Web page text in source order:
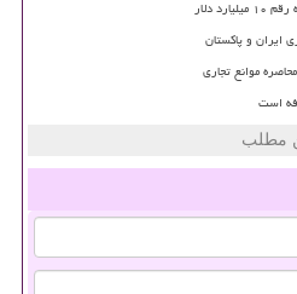
دلار
ایران و پاکستان
مطلب